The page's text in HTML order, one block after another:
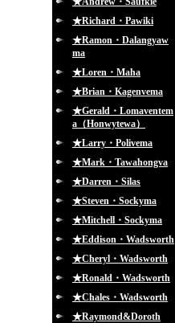
★Richard・Pawiki
★Ramon・Dalangyaw
ma
★Loren・Maha
★Brian・Kagenvema
★Gerald・Lomaventem
a（Honwytewa）
★Larry・Polivema
★Mark・Tawahongva
★Darren・Silas
★Steven・Sockyma
★Mitchell・Sockyma
★Eddison・Wadsworth
★Cheryl・Wadsworth
★Ronald・Wadsworth
★Chales・Wadsworth
★Raymond&Doroth